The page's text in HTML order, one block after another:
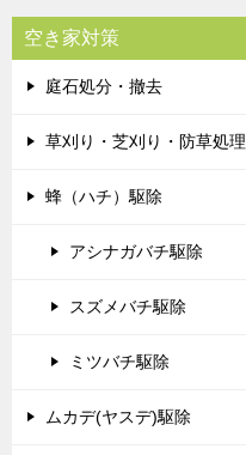
空き家対策
庭石処分・撤去
草刈り・芝刈り・防草処理
蜂（ハチ）駆除
アシナガバチ駆除
スズメバチ駆除
ミツバチ駆除
ムカデ(ヤスデ)駆除